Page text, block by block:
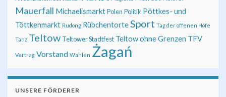
Mauerfall MichaelismarktPolen Politik Pöttkes- und
Töttkenmarkt Rudong RübchentorteSport Tag der offenen Höfe
Tanz Teltow Teltower Stadtfest Teltow ohne Grenzen TFV
Vertrag Vorstand Wahlen Żagań
UNSERE FÖRDERER